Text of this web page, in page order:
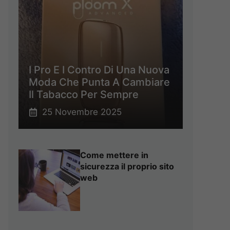
I Pro E I Contro Di Una Nuova
Moda Che Punta A Cambiare
Il Tabacco Per Sempre
25 Novembre 2025
Come mettere in
sicurezza il proprio sito
web